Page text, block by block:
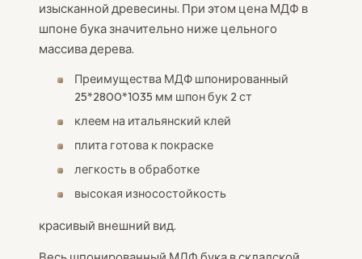
изысканной древесины. При этом цена МДФ в
шпоне бука значительно ниже цельного
массива дерева.
Преимущества МДФ шпонированный
25*2800*1035 мм шпон бук 2 ст
клеем на итальянский клей
плита готова к покраске
легкость в обработке
высокая износостойкость
красивый внешний вид.